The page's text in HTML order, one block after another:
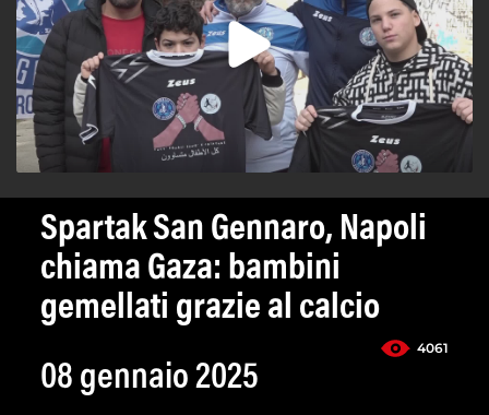
Spartak San Gennaro, Napoli
chiama Gaza: bambini
gemellati grazie al calcio
4061
08 gennaio 2025